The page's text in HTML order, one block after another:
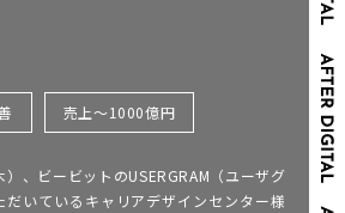
売上～1000億円
、ビービットのUSERGRAM（ユーザグ
だいているキャリアデザインセンター様